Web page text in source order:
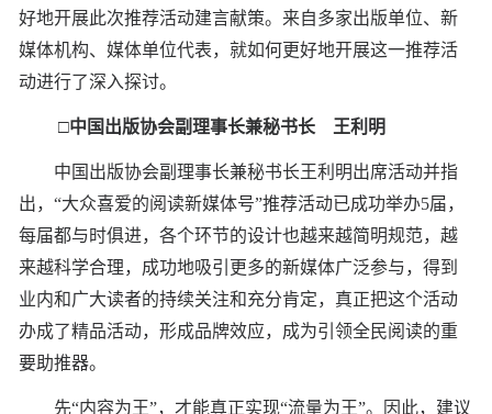
好地开展此次推荐活动建言献策。来自多家出版单位、新
媒体机构、媒体单位代表，就如何更好地开展这一推荐活
动进行了深入探讨。
□中国出版协会副理事长兼秘书长 王利明
中国出版协会副理事长兼秘书长王利明出席活动并指
出，“大众喜爱的阅读新媒体号”推荐活动已成功举办5届，
每届都与时俱进，各个环节的设计也越来越简明规范，越
来越科学合理，成功地吸引更多的新媒体广泛参与，得到
业内和广大读者的持续关注和充分肯定，真正把这个活动
办成了精品活动，形成品牌效应，成为引领全民阅读的重
要助推器。
先“内容为王”，才能真正实现“流量为王”。因此，建议